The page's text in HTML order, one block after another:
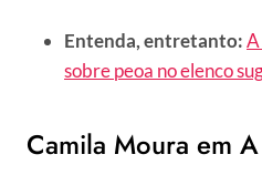
Entenda, entretanto:
sobre peoa no elenco
Camila Moura em